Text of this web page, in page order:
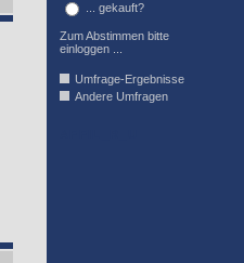
... gekauft?
Zum Abstimmen bitte
einloggen ...
Umfrage-Ergebnisse
Andere Umfragen